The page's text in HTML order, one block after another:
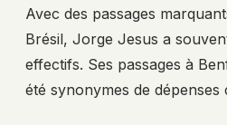
Avec des passages
Brésil, Jorge Jesus a
effectifs. Ses passages à
été synonymes de dépenses